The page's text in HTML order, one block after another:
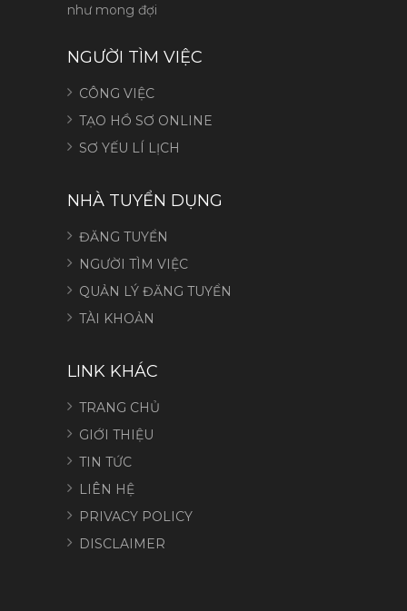
như mong đợi
NGƯỜI TÌM VIỆC
CÔNG VIỆC
TẠO HỒ SƠ ONLINE
SƠ YẾU LÍ LỊCH
NHÀ TUYỂN DỤNG
ĐĂNG TUYỂN
NGƯỜI TÌM VIỆC
QUẢN LÝ ĐĂNG TUYỂN
TÀI KHOẢN
LINK KHÁC
TRANG CHỦ
GIỚI THIỆU
TIN TỨC
LIÊN HỆ
PRIVACY POLICY
DISCLAIMER